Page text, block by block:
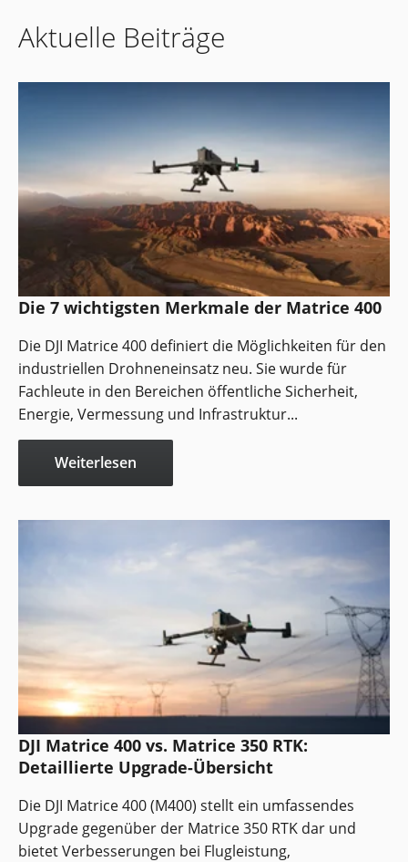
Aktuelle Beiträge
Die 7 wichtigsten Merkmale der Matrice 400
Die DJI Matrice 400 definiert die Möglichkeiten für den
industriellen Drohneneinsatz neu. Sie wurde für
Fachleute in den Bereichen öffentliche Sicherheit,
Energie, Vermessung und Infrastruktur...
Weiterlesen
DJI Matrice 400 vs. Matrice 350 RTK:
Detaillierte Upgrade-Übersicht
Die DJI Matrice 400 (M400) stellt ein umfassendes
Upgrade gegenüber der Matrice 350 RTK dar und
bietet Verbesserungen bei Flugleistung,